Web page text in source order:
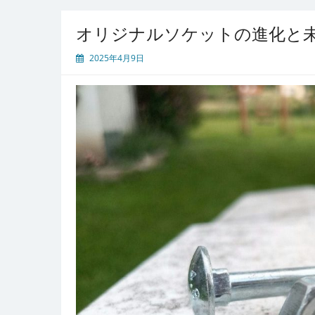
オリジナルソケットの進化と
2025年4月9日